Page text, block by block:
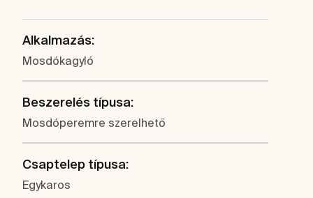
Alkalmazás:
Mosdókagyló
Beszerelés típusa:
Mosdóperemre szerelhető
Csaptelep típusa:
Egykaros